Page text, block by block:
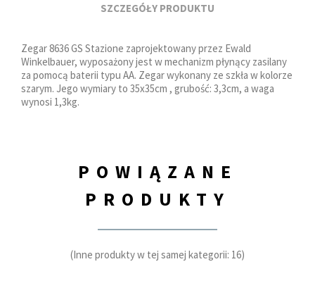
SZCZEGÓŁY PRODUKTU
Zegar 8636 GS Stazione zaprojektowany przez Ewald
Winkelbauer, wyposażony jest w mechanizm płynący zasilany
za pomocą baterii typu AA. Zegar wykonany ze szkła w kolorze
szarym. Jego wymiary to 35x35cm , grubość: 3,3cm, a waga
wynosi 1,3kg.
POWIĄZANE
PRODUKTY
(Inne produkty w tej samej kategorii: 16)